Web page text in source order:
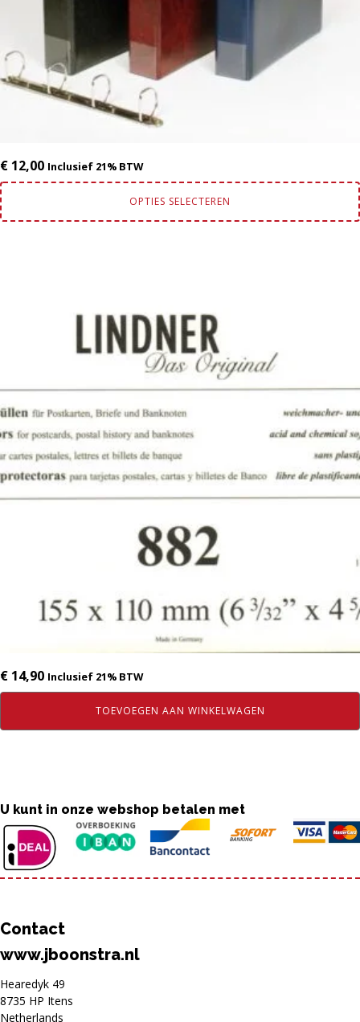
€ 12,00 Inclusief 21% BTW
OPTIES SELECTEREN
productpagina
€ 14,90 Inclusief 21% BTW
TOEVOEGEN AAN WINKELWAGEN
U kunt in onze webshop betalen met
Contact
www.jboonstra.nl
Hearedyk 49
8735 HP Itens
Netherlands